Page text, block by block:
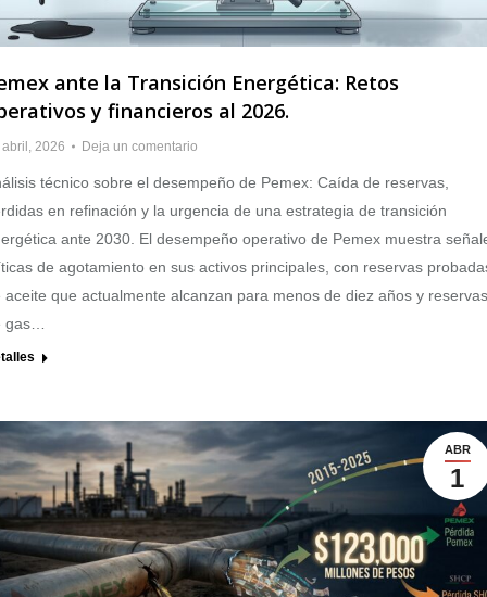
ante la Transición Energética: Retos
y financieros al 2026.
2026 Deja un comentario
técnico sobre el desempeño de Pemex: Caída de reservas,
en refinación y la urgencia de una estrategia de transición
ante 2030. El desempeño operativo de Pemex muestra
de agotamiento en sus activos principales, con reservas
aceite que actualmente alcanzan para menos de diez años y reservas
gas…
ABR
1